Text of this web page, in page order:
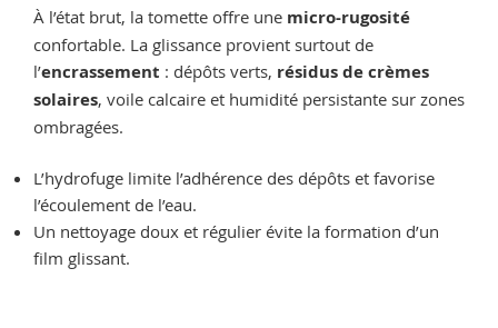
À l’état brut, la tomette offre une micro-rugosité
confortable. La glissance provient surtout de
l’encrassement : dépôts verts, résidus de crèmes
solaires, voile calcaire et humidité persistante sur zones
ombragées.
L’hydrofuge limite l’adhérence des dépôts et favorise
l’écoulement de l’eau.
Un nettoyage doux et régulier évite la formation d’un
film glissant.